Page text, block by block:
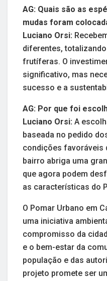
AG: Quais são as
mudas foram
Luciano Orsi:
diferentes,
frutíferas. O
significativo, mas
sucesso e a
AG: Por que foi
Luciano Orsi: A
baseada no pedido
condições favoráveis
bairro abriga uma
que agora podem
as características do
O Pomar Urbano em
uma iniciativa
compromisso da
e o bem-estar da
população e das
projeto promete ser